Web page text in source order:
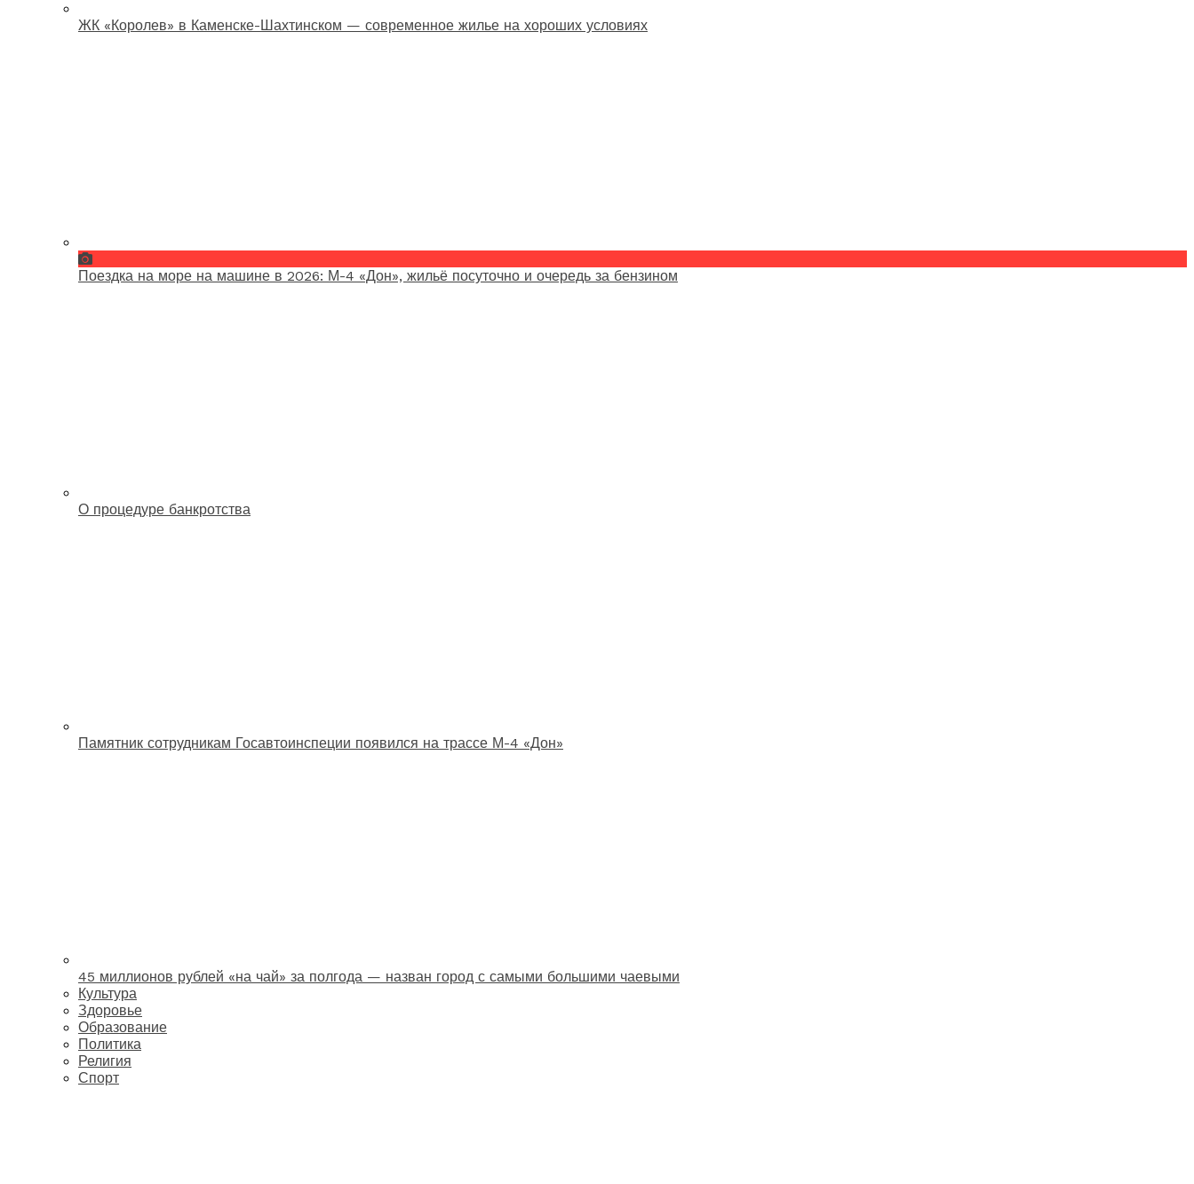
ЖК «Королев» в Каменске-Шахтинском — современное жилье на хороших условиях
Поездка на море на машине в 2026: М-4 «Дон», жильё посуточно и очередь за бензином
О процедуре банкротства
Памятник сотрудникам Госавтоинспеции появился на трассе М-4 «Дон»
45 миллионов рублей «на чай» за полгода — назван город с самыми большими чаевыми
Культура
Здоровье
Образование
Политика
Религия
Спорт